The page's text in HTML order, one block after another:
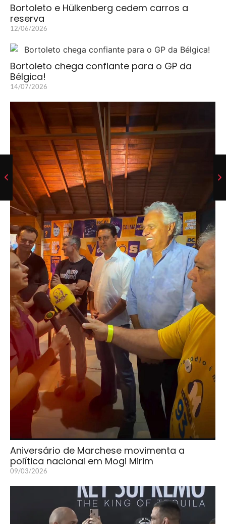
Bortoleto e Hülkenberg cedem carros a
reserva
12/06/2026
Bortoleto chega confiante para o GP da
Bélgica!
14/07/2026
Aniversário de Marchese movimenta a
política nacional em Mogi Mirim
09/03/2026